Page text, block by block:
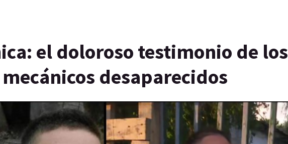
el doloroso testimonio de los
desaparecidos